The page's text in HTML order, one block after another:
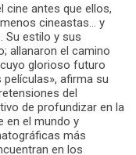
cine antes que ellos,
cineastas… y
Su estilo y sus
allanaron el camino
glorioso futuro
afirma su
del
de profundizar en la
en el mundo y
más
en los